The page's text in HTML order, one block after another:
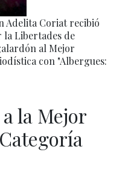
Adelita Coriat recibió
la Libertades de
al Mejor
con "Albergues:
la Mejor